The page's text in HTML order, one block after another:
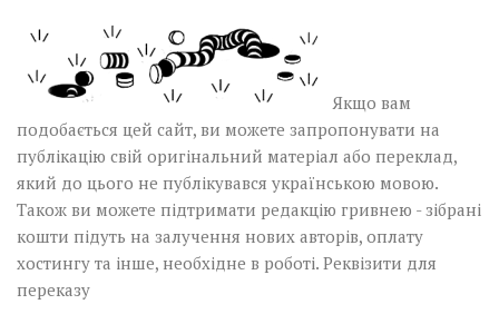
Якщо вам
подобається цей сайт, ви можете запропонувати на
публікацію свій оригінальний матеріал або переклад,
який до цього не публікувався українською мовою.
Також ви можете підтримати редакцію гривнею - зібрані
кошти підуть на залучення нових авторів, оплату
хостингу та інше, необхідне в роботі. Реквізити для
переказу